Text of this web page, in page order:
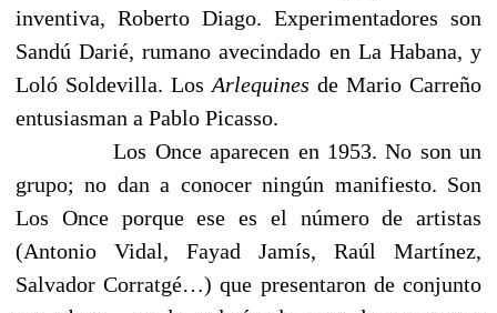
inventiva, Roberto Diago. Experimentadores son
Sandú Darié, rumano avecindado en La Habana, y
Loló Soldevilla. Los Arlequines de Mario Carreño
entusiasman a Pablo Picasso.
Los Once aparecen en 1953. No son un
grupo; no dan a conocer ningún manifiesto. Son
Los Once porque ese es el número de artistas
(Antonio Vidal, Fayad Jamís, Raúl Martínez,
Salvador Corratgé…) que presentaron de conjunto